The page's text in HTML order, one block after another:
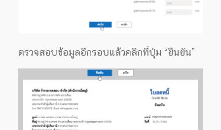
ตรวจสอบข้อมูลอีกรอบแล้วคลิกที่ปุ่ม “ยืนยัน”